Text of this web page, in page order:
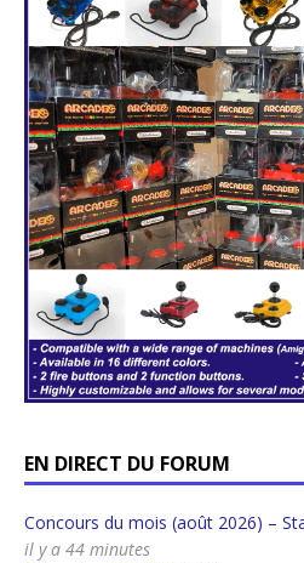
EN DIRECT DU FORUM
Concours du mois (août 2026) –
il y a 44 minutes